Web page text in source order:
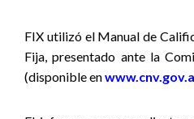
FIX utilizó el Manual de
Fija,presentado ante la
(disponible en